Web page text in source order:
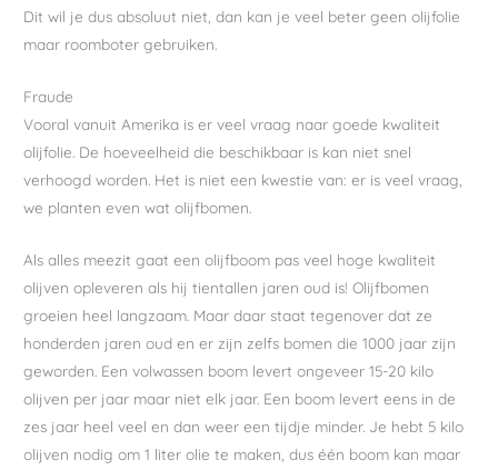
Dit wil je dus absoluut niet, dan kan je veel beter geen olijfolie
maar roomboter gebruiken.
Fraude
Vooral vanuit Amerika is er veel vraag naar goede kwaliteit
olijfolie. De hoeveelheid die beschikbaar is kan niet snel
verhoogd worden. Het is niet een kwestie van: er is veel vraag,
we planten even wat olijfbomen.
Als alles meezit gaat een olijfboom pas veel hoge kwaliteit
olijven opleveren als hij tientallen jaren oud is! Olijfbomen
groeien heel langzaam. Maar daar staat tegenover dat ze
honderden jaren oud en er zijn zelfs bomen die 1000 jaar zijn
geworden. Een volwassen boom levert ongeveer 15-20 kilo
olijven per jaar maar niet elk jaar. Een boom levert eens in de
zes jaar heel veel en dan weer een tijdje minder. Je hebt 5 kilo
olijven nodig om 1 liter olie te maken, dus één boom kan maar